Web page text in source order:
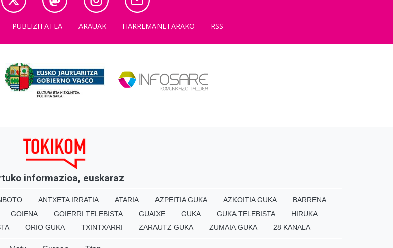
PUBLIZITATEA ARAUAK HARREMANETARAKO RSS
informazioa, euskaraz
ANTXETA IRRATIA ATARIA AZPEITIA GUKA AZKOITIA GUKA
BARRENA
GOIENA GOIERRI TELEBISTA GUAIXE GUKA GUKA TELEBISTA
HIRUKA
ORIO GUKA TXINTXARRI ZARAUTZ GUKA ZUMAIA GUKA 28 KANALA